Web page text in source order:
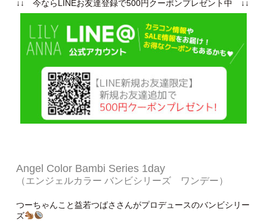
↓↓ 今ならLINEお友達登録で500円クーポンプレゼント中 ↓↓
Angel Color Bambi Series 1day
（エンジェルカラー バンビシリーズ ワンデー）
つーちゃんこと益若つばささんがプロデュースのバンビシリー
ズ